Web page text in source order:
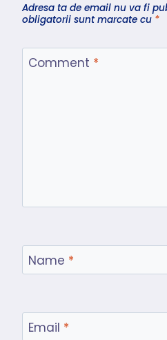
Adresa ta de email nu va fi
obligatorii sunt marcate cu *
Comment *
Name *
Email *